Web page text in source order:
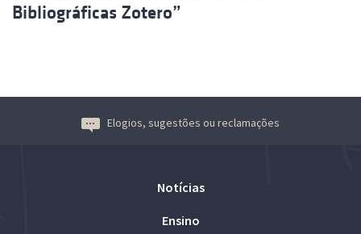
Bibliográficas Zotero”
Elogios, sugestões ou reclamações
Notícias
Ensino